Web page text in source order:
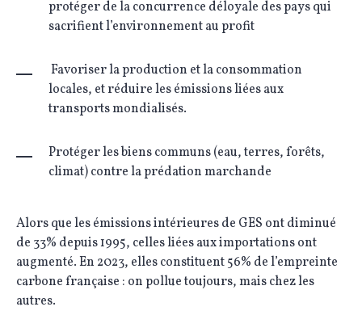
protéger de la concurrence déloyale des pays qui
sacrifient l’environnement au profit
Favoriser la production et la consommation
locales, et réduire les émissions liées aux
transports mondialisés.
Protéger les biens communs (eau, terres, forêts,
climat) contre la prédation marchande
Alors que les émissions intérieures de GES ont diminué
de 33% depuis 1995, celles liées aux importations ont
augmenté. En 2023, elles constituent 56% de l’empreinte
carbone française : on pollue toujours, mais chez les
autres.